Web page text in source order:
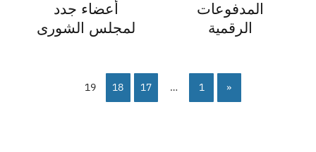
المدفوعات
الرقمية
أعضاء جدد
لمجلس الشورى
«
1
…
17
18
19